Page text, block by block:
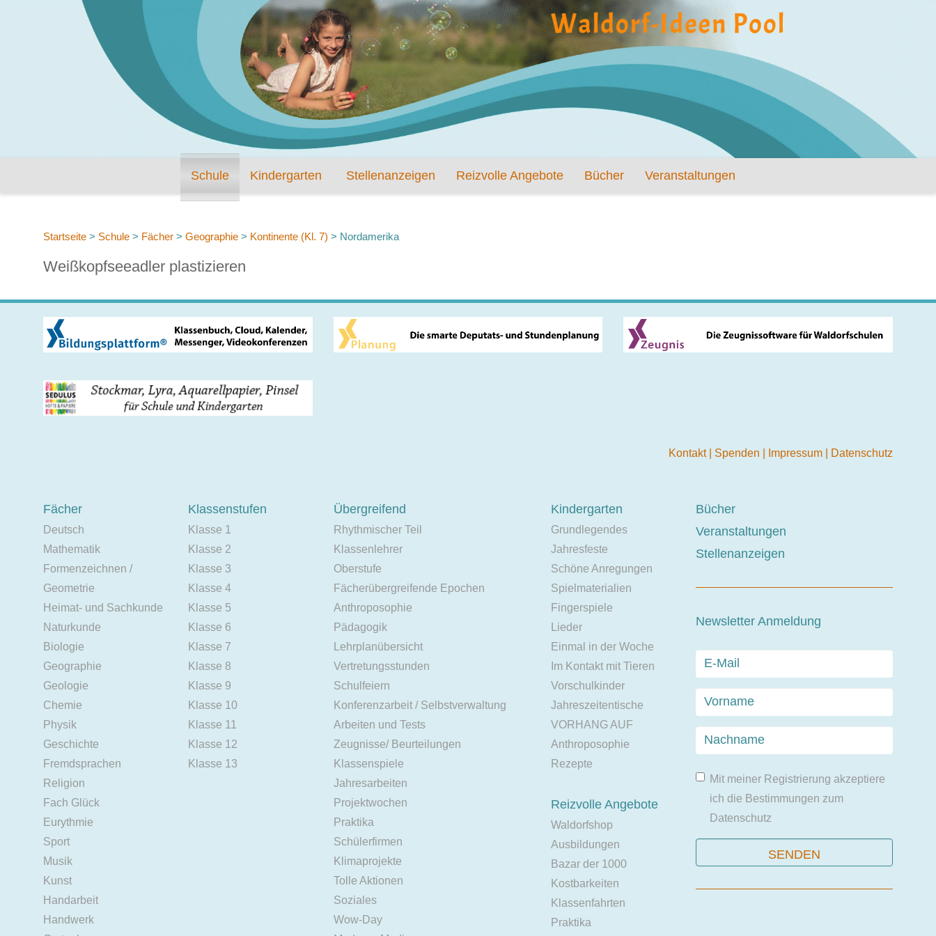
Schule Kindergarten Stellenanzeigen Reizvolle Angebote Bücher Veranstaltungen
Startseite > Schule > Fächer > Geographie > Kontinente (Kl. 7) > Nordamerika
Weißkopfseeadler plastizieren
Kontakt Spenden Impressum Datenschutz
Fächer
Deutsch
Mathematik
Formenzeichnen /
Geometrie
Heimat- und Sachkunde
Naturkunde
Biologie
Geographie
Geologie
Chemie
Physik
Geschichte
Fremdsprachen
Religion
Fach Glück
Eurythmie
Sport
Musik
Kunst
Handarbeit
Handwerk
Klassenstufen
Klasse 1
Klasse 2
Klasse 3
Klasse 4
Klasse 5
Klasse 6
Klasse 7
Klasse 8
Klasse 9
Klasse 10
Klasse 11
Klasse 12
Klasse 13
Übergreifend
Rhythmischer Teil
Klassenlehrer
Oberstufe
Fächerübergreifende Epochen
Anthroposophie
Pädagogik
Lehrplanübersicht
Vertretungsstunden
Schulfeiern
Konferenzarbeit / Selbstverwaltung
Arbeiten und Tests
Zeugnisse/ Beurteilungen
Klassenspiele
Jahresarbeiten
Projektwochen
Praktika
Schülerfirmen
Klimaprojekte
Tolle Aktionen
Soziales
Wow-Day
Kindergarten
Grundlegendes
Jahresfeste
Schöne Anregungen
Spielmaterialien
Fingerspiele
Lieder
Einmal in der Woche
Im Kontakt mit Tieren
Vorschulkinder
Jahreszeitentische
VORHANG AUF
Anthroposophie
Rezepte
Reizvolle Angebote
Waldorfshop
Ausbildungen
Bazar der 1000
Kostbarkeiten
Klassenfahrten
Praktika
Bücher
Veranstaltungen
Stellenanzeigen
Newsletter Anmeldung
Mit meiner Registrierung akzeptiere
ich die Bestimmungen zum
Datenschutz